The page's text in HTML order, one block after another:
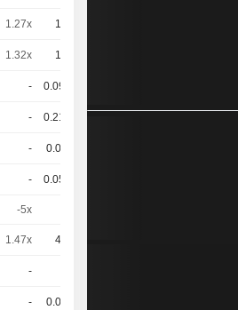
1.27x 10
1.32x 10
- 0.094
- 0.217
- 0.06
- 0.058
-5x
1.47x 40
-
- 0.03